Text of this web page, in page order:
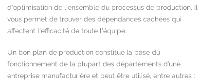
d'optimisation de l'ensemble du processus de production. Il
vous permet de trouver des dépendances cachées qui
affectent l'efficacité de toute l'équipe.
Un bon plan de production constitue la base du
fonctionnement de la plupart des départements d’une
entreprise manufacturière et peut être utilisé, entre autres :